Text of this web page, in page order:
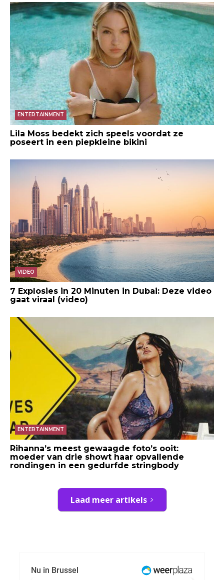
ENTERTAINMENT
Lila Moss bedekt zich speels voordat ze
poseert in een piepkleine bikini
VIDEO
7 Explosies in 20 Minuten in Dubai: Deze video
gaat viraal (video)
ENTERTAINMENT
Rihanna’s meest gewaagde foto’s ooit:
moeder van drie showt haar opvallende
rondingen in een gedurfde stringbody
Laad meer artikels